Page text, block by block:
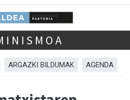
ARGAZKI BILDUMAK AGENDA